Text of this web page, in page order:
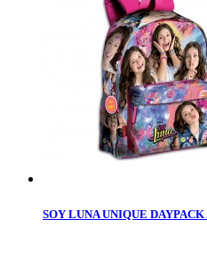
SOY LUNA UNIQUE DAYPACK